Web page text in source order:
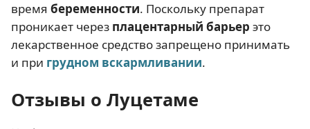
время беременности. Поскольку препарат
проникает через плацентарный барьер это
лекарственное средство запрещено принимать
и при грудном вскармливании.
Отзывы о Луцетаме